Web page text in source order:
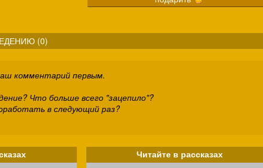
(0)
комментарий первым.
Что больше всего "зацепило"?
в следующий раз?
Читайте в рассказах